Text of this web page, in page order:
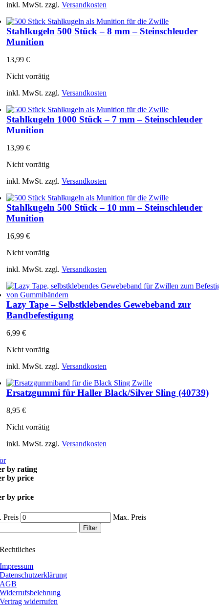
inkl. MwSt. zzgl. Versandkosten
Stahlkugeln 500 Stück – 8 mm – Steinschleuder
Munition
13,99 €
Nicht vorrätig
inkl. MwSt. zzgl. Versandkosten
Stahlkugeln 1000 Stück – 7 mm – Steinschleuder
Munition
13,99 €
Nicht vorrätig
inkl. MwSt. zzgl. Versandkosten
Stahlkugeln 500 Stück – 10 mm – Steinschleuder
Munition
16,99 €
Nicht vorrätig
inkl. MwSt. zzgl. Versandkosten
Lazy Tape – Selbstklebendes Gewebeband zur
Bandbefestigung
6,99 €
Nicht vorrätig
inkl. MwSt. zzgl. Versandkosten
Ersatzgummi für Haller Black/Silver Sling (40739)
8,95 €
Nicht vorrätig
inkl. MwSt. zzgl. Versandkosten
by rating
by price
by price
Preis Max. Preis
Filter
Rechtliches
Impressum
Datenschutzerklärung
AGB
Widerrufsbelehrung
Vertrag widerrufen